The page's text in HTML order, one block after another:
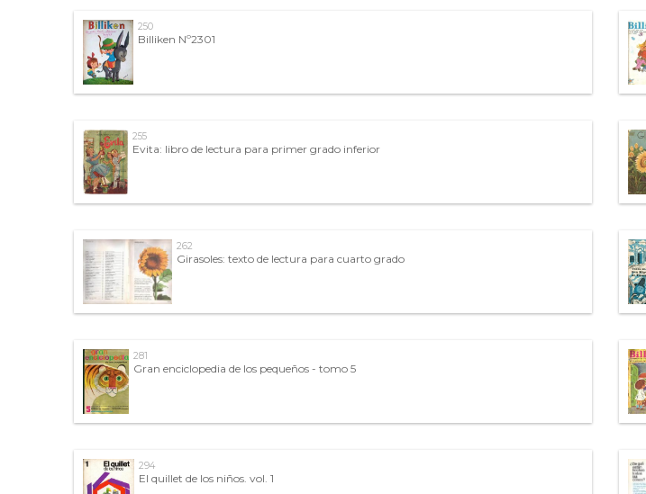
250
Billiken Nº2301
255
Evita: libro de lectura para primer grado inferior
262
Girasoles: texto de lectura para cuarto grado
281
Gran enciclopedia de los pequeños - tomo 5
294
El quillet de los niños. vol. 1